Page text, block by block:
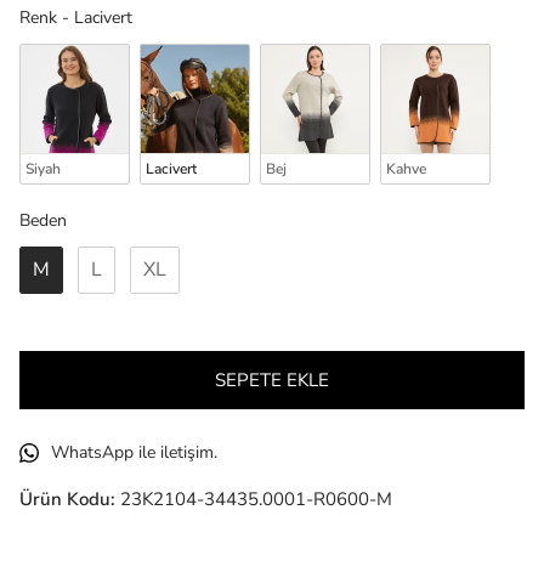
Renk - LacivertRenk
Siyah Lacivert Bej Kahve
Beden
Beden
M L XL
SEPETE EKLE
WhatsApp ile iletişim.
Ürün Kodu: 23K2104-34435.0001-R0600-M